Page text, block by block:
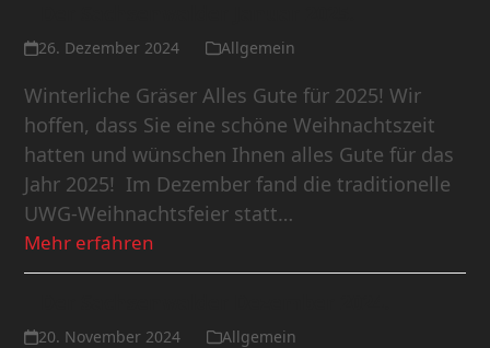
26. Dezember 2024 Allgemein
Winterliche Gräser Alles Gute für 2025! Wir
hoffen, dass Sie eine schöne Weihnachtszeit
hatten und wünschen Ihnen alles Gute für das
Jahr 2025! Im Dezember fand die traditionelle
UWG-Weihnachtsfeier statt…
Mehr erfahren
20. November 2024 Allgemein